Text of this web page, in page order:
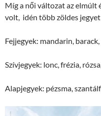
Míg a női változat az elmúlt
volt, idén több zöldes
Fejjegyek: mandarin,
Szívjegyek: lonc, frézia,
Alapjegyek: pézsma,